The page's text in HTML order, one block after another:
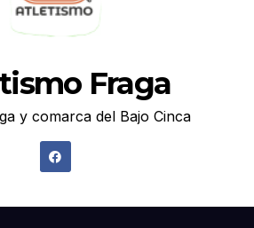
Fraga
y comarca del Bajo Cinca